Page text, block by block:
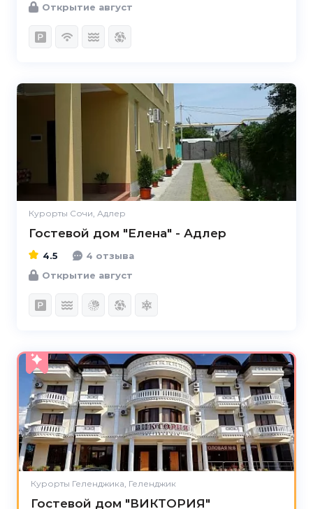
Открытие август
Курорты Сочи, Адлер
Гостевой дом "Елена" - Адлер
4.5
4.5
4 отзыва
Открытие август
Курорты Геленджика, Геленджик
Гостевой дом "ВИКТОРИЯ"
4.7